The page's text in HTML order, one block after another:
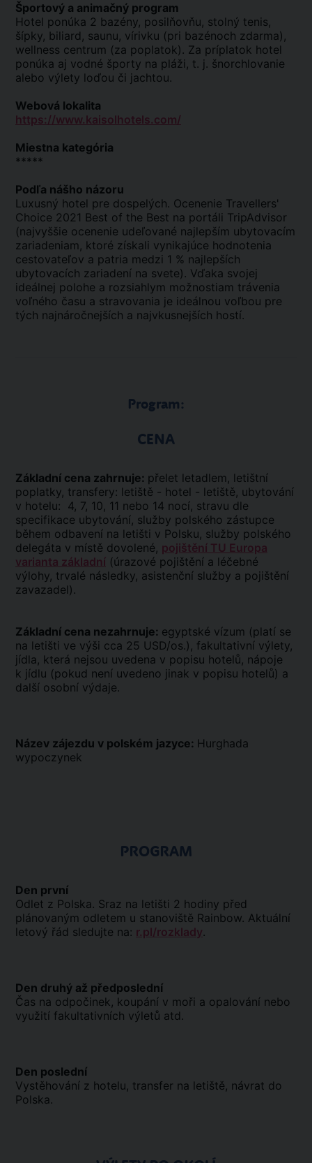
Športový a animačný program
Hotel ponúka 2 bazény, posilňovňu, stolný tenis,
šípky, biliard, saunu, vírivku (pri bazénoch zdarma),
wellness centrum (za poplatok). Za príplatok hotel
ponúka aj vodné športy na pláži, t. j. šnorchlovanie
alebo výlety loďou či jachtou.
Webová lokalita
https://www.kaisolhotels.com/
Miestna kategória
*****
Podľa nášho názoru
Luxusný hotel pre dospelých. Ocenenie Travellers'
Choice 2021 Best of the Best na portáli TripAdvisor
(najvyššie ocenenie udeľované najlepším ubytovacím
zariadeniam, ktoré získali vynikajúce hodnotenia
cestovateľov a patria medzi 1 % najlepších
ubytovacích zariadení na svete). Vďaka svojej
ideálnej polohe a rozsiahlym možnostiam trávenia
voľného času a stravovania je ideálnou voľbou pre
tých najnáročnejších a najvkusnejších hostí.
Program:
CENA
Základní cena zahrnuje: přelet letadlem, letištní
poplatky, transfery: letiště - hotel - letiště, ubytování
v hotelu: 4, 7, 10, 11 nebo 14 nocí, stravu dle
specifikace ubytování, služby polského zástupce
během odbavení na letišti v Polsku, služby polského
delegáta v místě dovolené, pojištění TU Europa
varianta základní (úrazové pojištění a léčebné
výlohy, trvalé následky, asistenční služby a pojištění
zavazadel).
Základní cena nezahrnuje: egyptské vízum (platí se
na letišti ve výši cca 25 USD/os.), fakultativní výlety,
jídla, která nejsou uvedena v popisu hotelů, nápoje
k jídlu (pokud není uvedeno jinak v popisu hotelů) a
další osobní výdaje.
Název zájezdu v polském jazyce: Hurghada
wypoczynek
PROGRAM
Den první
Odlet z Polska. Sraz na letišti 2 hodiny před
plánovaným odletem u stanoviště Rainbow. Aktuální
letový řád sledujte na: r.pl/rozklady.
Den druhý až předposlední
Čas na odpočinek, koupání v moři a opalování nebo
využití fakultativních výletů atd.
Den poslední
Vystěhování z hotelu, transfer na letiště, návrat do
Polska.